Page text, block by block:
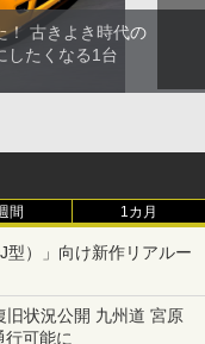
！ 古きよき時代の
したくなる1台
間 1カ月
型）」向け新作リアルー
旧状況公開 九州道 宮原
行可能に